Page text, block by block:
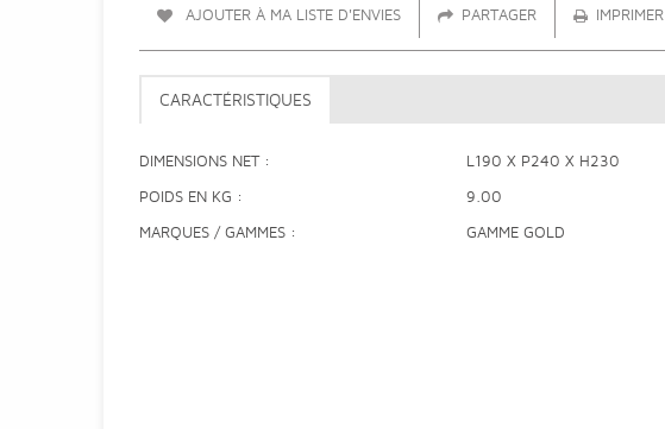
AJOUTER À MA LISTE D'ENVIES PARTAGER IMPRIMER
CARACTÉRISTIQUES
DIMENSIONS NET L190 X P240 X H230
POIDS EN KG 9.00
MARQUES / GAMMES GAMME GOLD